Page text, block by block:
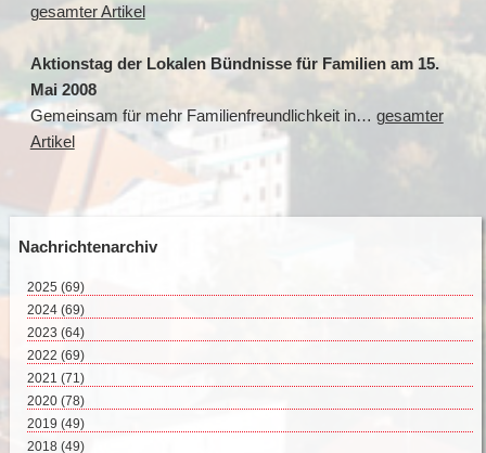
gesamter Artikel
Aktionstag der Lokalen Bündnisse für Familien am 15.
Mai 2008
Gemeinsam für mehr Familienfreundlichkeit in… gesamter
Artikel
Nachrichtenarchiv
2025 (69)
August 2025 (2)
Juli 2025 (9)
Juni 2025 (8)
Mai 2025 (17)
April 2025 (15)
März 2025 (12)
Februar 2025 (6)
2024 (69)
Dezember 2024 (2)
November 2024 (11)
Oktober 2024 (7)
September 2024 (4)
August 2024 (4)
Juli 2024 (4)
Juni 2024 (5)
2023 (64)
Dezember 2023 (2)
November 2023 (8)
Oktober 2023 (4)
September 2023 (4)
August 2023 (6)
2022 (69)
Dezember 2022 (8)
November 2022 (4)
Oktober 2022 (10)
September 2022 (5)
2021 (71)
Dezember 2021 (8)
November 2021 (7)
Oktober 2021 (5)
2020 (78)
Dezember 2020 (7)
November 2020 (9)
2019 (49)
Dezember 2019 (5)
2018 (49)